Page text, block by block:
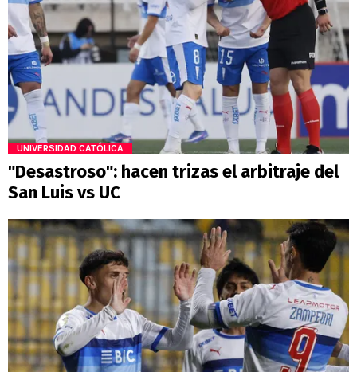
UNIVERSIDAD CATÓLICA
"Desastroso": hacen trizas el arbitraje del
San Luis vs UC